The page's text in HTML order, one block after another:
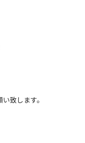
致します。